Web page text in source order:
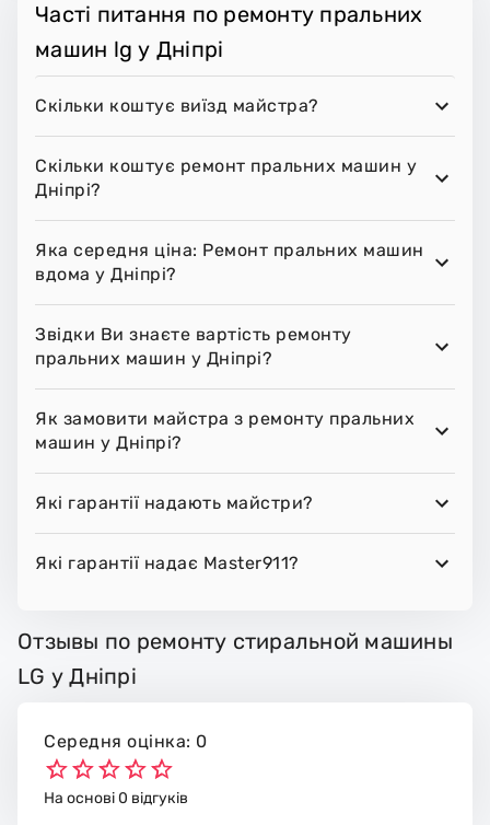
Часті питання по ремонту пральних
машин lg у Дніпрі
Скільки коштує виїзд майстра?
Скільки коштує ремонт пральних машин у
Дніпрі?
Яка середня ціна: Ремонт пральних машин
вдома у Дніпрі?
Звідки Ви знаєте вартість ремонту
пральних машин у Дніпрі?
Як замовити майстра з ремонту пральних
машин у Дніпрі?
Які гарантії надають майстри?
Які гарантії надає Master911?
Отзывы по ремонту стиральной машины
LG у Дніпрі
Середня оцінка: 0
На основі 0 відгуків